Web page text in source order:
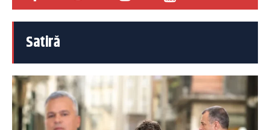
Satiră